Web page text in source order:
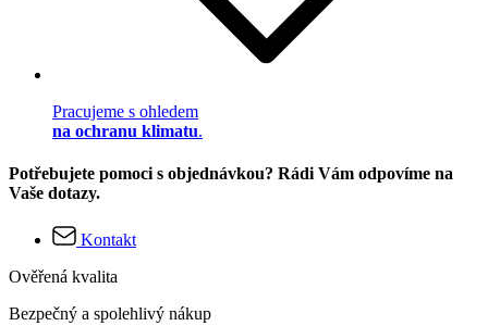
Pracujeme s ohledem
na ochranu klimatu.
Potřebujete pomoci s objednávkou? Rádi Vám odpovíme na
Vaše dotazy.
Kontakt
Ověřená kvalita
Bezpečný a spolehlivý nákup